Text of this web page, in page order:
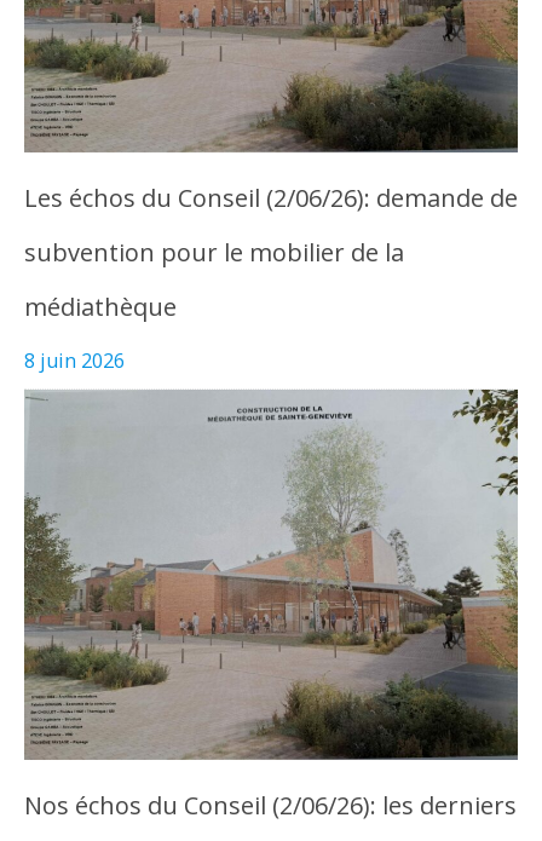
Les échos du Conseil (2/06/26): demande de
subvention pour le mobilier de la
médiathèque
8 juin 2026
Nos échos du Conseil (2/06/26): les derniers